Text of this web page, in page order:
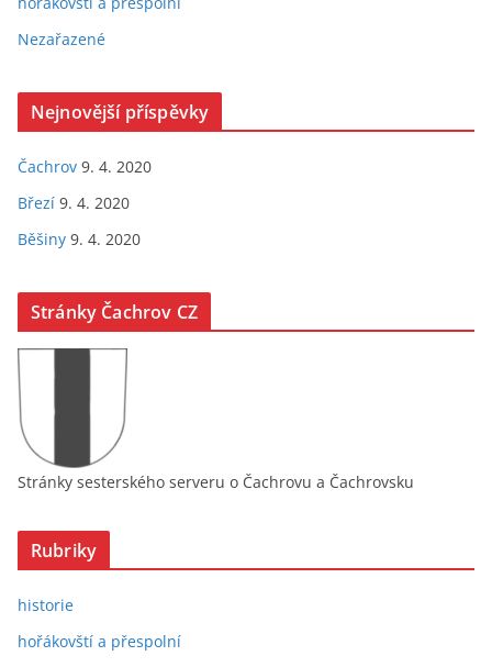
Nezařazené
Nejnovější příspěvky
Čachrov 9. 4. 2020
Březí 9. 4. 2020
Běšiny 9. 4. 2020
Stránky Čachrov CZ
Stránky sesterského serveru o Čachrovu a Čachrovsku
Rubriky
historie
hořákovští a přespolní